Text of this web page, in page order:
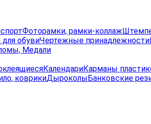
Фоторамки, рамки-коллаж
обувиЧертежные принадлежности
Медали
КалендариКарманы
коврикиДыроколыБанковские